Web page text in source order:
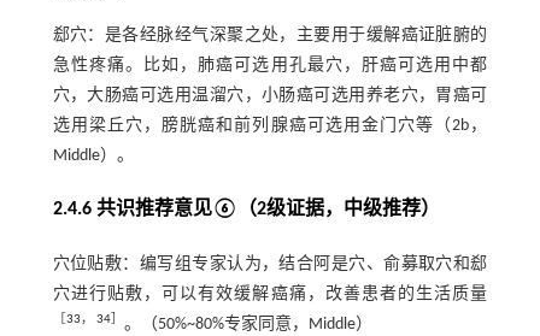
郄穴：是各经脉经气深聚之处，主要用于缓解癌证脏腑的
急性疼痛。比如，肺癌可选用孔最穴，肝癌可选用中都
穴，大肠癌可选用温溜穴，小肠癌可选用养老穴，胃癌可
选用梁丘穴，膀胱癌和前列腺癌可选用金门穴等（2b，
Middle）。
2.4.6 共识推荐意见⑥（2级证据，中级推荐）
穴位贴敷：编写组专家认为，结合阿是穴、俞募取穴和郄
穴进行贴敷，可以有效缓解癌痛，改善患者的生活质量
33， 34］ 。（50%~80%专家同意，Middle）